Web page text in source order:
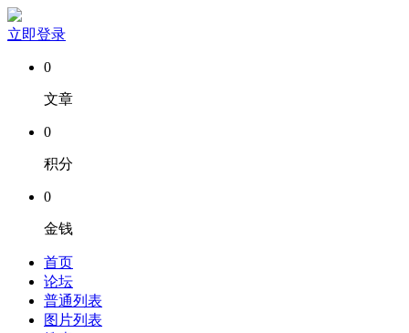
立即登录
0
文章
0
积分
0
金钱
首页
论坛
普通列表
图片列表